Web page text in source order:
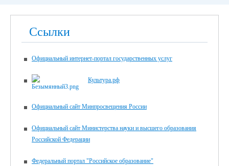
Ссылки
Официальный интернет-портал государственных услуг
Культура.рф
Официальный сайт Минпросвещения России
Официальный сайт Министерства науки и высшего образования
Российской Федерации
Федеральный портал "Российское образование"